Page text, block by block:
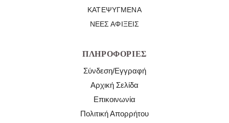
ΚΑΤΕΨΥΓΜΈΝΑ
ΝΈΕΣ ΑΦΊΞΕΙΣ
ΠΛΗΡΟΦΟΡΊΕΣ
Σύνδεση/Εγγραφή
Αρχική Σελίδα
Επικοινωνία
Πολιτική Απορρήτου